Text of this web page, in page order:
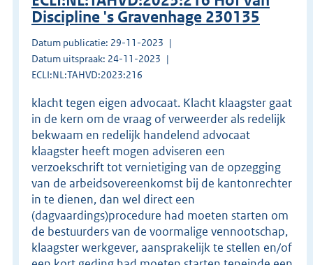
Discipline 's Gravenhage 230135
Datum publicatie: 29-11-2023
Datum uitspraak: 24-11-2023
ECLI:NL:TAHVD:2023:216
klacht tegen eigen advocaat. Klacht klaagster gaat
in de kern om de vraag of verweerder als redelijk
bekwaam en redelijk handelend advocaat
klaagster heeft mogen adviseren een
verzoekschrift tot vernietiging van de opzegging
van de arbeidsovereenkomst bij de kantonrechter
in te dienen, dan wel direct een
(dagvaardings)procedure had moeten starten om
de bestuurders van de voormalige vennootschap,
klaagster werkgever, aansprakelijk te stellen en/of